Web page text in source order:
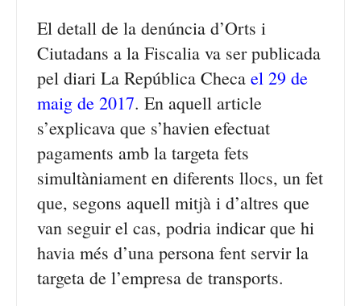
El detall de la denúncia d’Orts i
Ciutadans a la Fiscalia va ser publicada
pel diari La República Checa el 29 de
maig de 2017. En aquell article
s’explicava que s’havien efectuat
pagaments amb la targeta fets
simultàniament en diferents llocs, un fet
que, segons aquell mitjà i d’altres que
van seguir el cas, podria indicar que hi
havia més d’una persona fent servir la
targeta de l’empresa de transports.